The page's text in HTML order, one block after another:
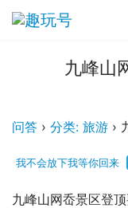
九峰山
问答 › 分类: 旅游 ›
我不会放下我等你回来
九峰山网岙景区登